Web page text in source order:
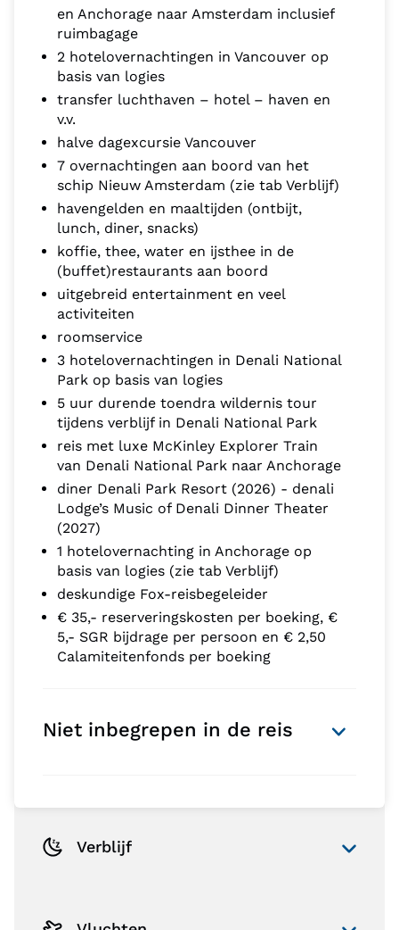
en Anchorage naar Amsterdam inclusief
ruimbagage
2 hotelovernachtingen in Vancouver op
basis van logies
transfer luchthaven – hotel – haven en
v.v.
halve dagexcursie Vancouver
7 overnachtingen aan boord van het
schip Nieuw Amsterdam (zie tab Verblijf)
havengelden en maaltijden (ontbijt,
lunch, diner, snacks)
koffie, thee, water en ijsthee in de
(buffet)restaurants aan boord
uitgebreid entertainment en veel
activiteiten
roomservice
3 hotelovernachtingen in Denali National
Park op basis van logies
5 uur durende toendra wildernis tour
tijdens verblijf in Denali National Park
reis met luxe McKinley Explorer Train
van Denali National Park naar Anchorage
diner Denali Park Resort (2026) - denali
Lodge’s Music of Denali Dinner Theater
(2027)
1 hotelovernachting in Anchorage op
basis van logies (zie tab Verblijf)
deskundige Fox-reisbegeleider
€ 35,- reserveringskosten per boeking, €
5,- SGR bijdrage per persoon en € 2,50
Calamiteitenfonds per boeking
Niet inbegrepen in de reis
Verblijf